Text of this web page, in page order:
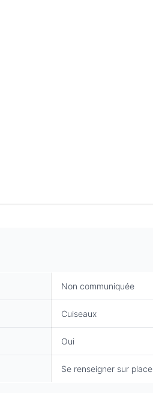
Non communiquée
Cuiseaux
Oui
Se renseigner sur place